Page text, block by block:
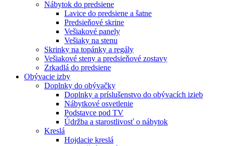
Nábytok do predsiene
Lavice do predsiene a šatne
Predsieňové skrine
Vešiakové panely
Vešiaky na stenu
Skrinky na topánky a regály
Vešiakové steny a predsieňové zostavy
Zrkadlá do predsiene
Obývacie izby
Doplnky do obývačky
Doplnky a príslušenstvo do obývacích izieb
Nábytkové osvetlenie
Podstavce pod TV
Údržba a starostlivosť o nábytok
Kreslá
Hojdacie kreslá